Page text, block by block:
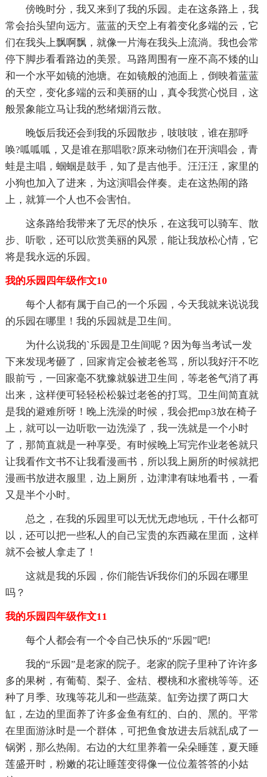
傍晚时分，我又来到了我的乐园。走在这条路上，我
常会抬头望向远方。蓝蓝的天空上有着变化多端的云，它
们在我头上飘啊飘，就像一片海在我头上流淌。我也会常
停下脚步看看路边的美景。马路周围有一座不高不矮的山
和一个水平如镜的池塘。在如镜般的池面上，倒映着蓝蓝
的天空，变化多端的云和美丽的山，真令我赏心悦目，这
般景象能立马让我的愁绪烟消云散。
晚饭后我还会到我的乐园散步，吱吱吱，谁在那呼
唤?呱呱呱，又是谁在那唱歌?原来动物们在开演唱会，青
蛙是主唱，蝈蝈是鼓手，知了是吉他手。汪汪汪，家里的
小狗也加入了进来，为这演唱会伴奏。走在这热闹的路
上，就算一个人也不会害怕。
这条路给我带来了无尽的快乐，在这我可以骑车、散
步、听歌，还可以欣赏美丽的风景，能让我放松心情，它
将是我永远的乐园。
我的乐园四年级作文10
每个人都有属于自己的一个乐园，今天我就来说说我
的乐园在哪里！我的乐园就是卫生间。
为什么说我的`乐园是卫生间呢？因为每当考试一发
下来发现考砸了，回家肯定会被老爸骂，所以我好汗不吃
眼前亏，一回家毫不犹豫就躲进卫生间，等老爸气消了再
出来，这样便可轻轻松松躲过老爸的打骂。卫生间简直就
是我的避难所呀！晚上洗澡的时候，我会把mp3放在椅子
上，就可以一边听歌一边洗澡了，我一洗就是一个小时
了，那简直就是一种享受。有时候晚上写完作业老爸就只
让我看作文书不让我看漫画书，所以我上厕所的时候就把
漫画书放进衣服里，边上厕所，边津津有味地看书，一看
又是半个小时。
总之，在我的乐园里可以无忧无虑地玩，干什么都可
以，还可以把一些私人的自己宝贵的东西藏在里面，这样
就不会被人拿走了！
这就是我的乐园，你们能告诉我你们的乐园在哪里
吗？
我的乐园四年级作文11
每个人都会有一个令自己快乐的“乐园”吧!
我的“乐园”是老家的院子。老家的院子里种了许许多
多的果树，有葡萄、梨子、金桔、樱桃和水蜜桃等等。还
种了月季、玫瑰等花儿和一些蔬菜。缸旁边摆了两口大
缸，左边的里面养了许多金鱼有红的、白的、黑的。平常
在里面游泳时是一个群体，可把鱼食放进去后就乱成了一
锅粥，那么热闹。右边的大红里养着一朵朵睡莲，夏天睡
莲盛开时，粉嫩的花让睡莲变得像一位位羞答答的小姑